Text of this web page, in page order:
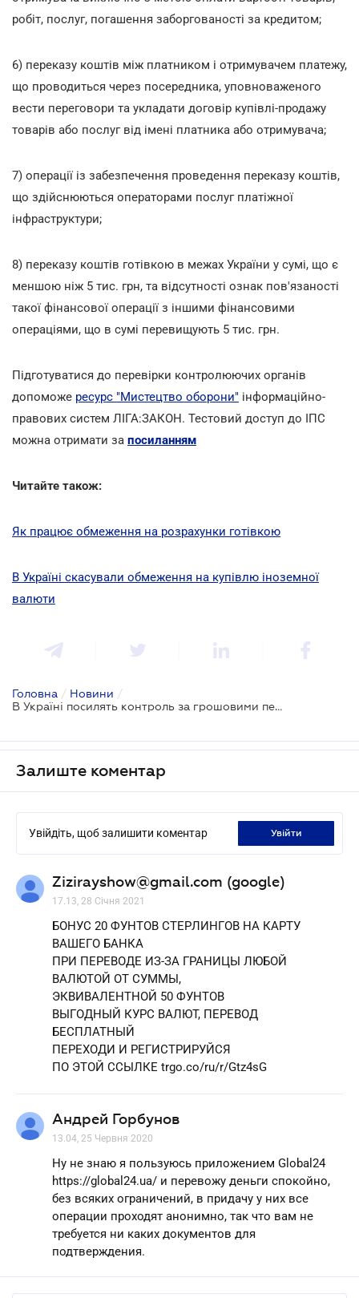
робіт, послуг, погашення заборгованості за кредитом;
6) переказу коштів між платником і отримувачем платежу,
що проводиться через посередника, уповноваженого
вести переговори та укладати договір купівлі-продажу
товарів або послуг від імені платника або отримувача;
7) операції із забезпечення проведення переказу коштів,
що здійснюються операторами послуг платіжної
інфраструктури;
8) переказу коштів готівкою в межах України у сумі, що є
меншою ніж 5 тис. грн, та відсутності ознак пов'язаності
такої фінансової операції з іншими фінансовими
операціями, що в сумі перевищують 5 тис. грн.
Підготуватися до перевірки контролюючих органів
допоможе ресурс "Мистецтво оборони" інформаційно-
правових систем ЛІГА:ЗАКОН. Тестовий доступ до ІПС
можна отримати за посиланням
Читайте також:
Як працює обмеження на розрахунки готівкою
В Україні скасували обмеження на купівлю іноземної
валюти
Головна / Новини /
В Україні посилять контроль за грошовими переказами
Залиште коментар
Увійдіть, щоб залишити коментар увійти
Zizirayshow@gmail.com (google)
17.13, 28 Січня 2021
БОНУС 20 ФУНТОВ СТЕРЛИНГОВ НА КАРТУ
ВАШЕГО БАНКА
ПРИ ПЕРЕВОДЕ ИЗ-ЗА ГРАНИЦЫ ЛЮБОЙ
ВАЛЮТОЙ ОТ СУММЫ,
ЭКВИВАЛЕНТНОЙ 50 ФУНТОВ
ВЫГОДНЫЙ КУРС ВАЛЮТ, ПЕРЕВОД
БЕСПЛАТНЫЙ
ПЕРЕХОДИ И РЕГИСТРИРУЙСЯ
ПО ЭТОЙ ССЫЛКЕ trgo.co/ru/r/Gtz4sG
Андрей Горбунов
13.04, 25 Червня 2020
Ну не знаю я пользуюсь приложением Global24
https://global24.ua/ и перевожу деньги спокойно,
без всяких ограничений, в придачу у них все
операции проходят анонимно, так что вам не
требуется ни каких документов для
подтверждения.